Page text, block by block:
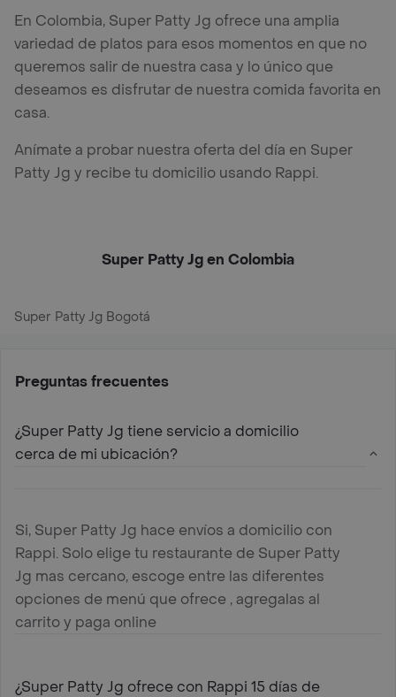
En Colombia, Super Patty Jg ofrece una amplia
variedad de platos para esos momentos en que no
queremos salir de nuestra casa y lo único que
deseamos es disfrutar de nuestra comida favorita en
casa.
Anímate a probar nuestra oferta del día en Super
Patty Jg y recibe tu domicilio usando Rappi.
Super Patty Jg en Colombia
Super Patty Jg Bogotá
Preguntas frecuentes
¿Super Patty Jg tiene servicio a domicilio
cerca de mi ubicación?
Si, Super Patty Jg hace envíos a domicilio con
Rappi. Solo elige tu restaurante de Super Patty
Jg mas cercano, escoge entre las diferentes
opciones de menú que ofrece , agregalas al
carrito y paga online
¿Super Patty Jg ofrece con Rappi 15 días de